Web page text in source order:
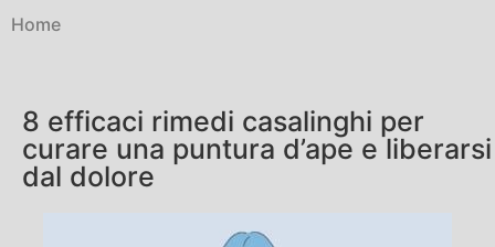
Home
8 efficaci rimedi casalinghi per
curare una puntura d’ape e liberarsi
dal dolore